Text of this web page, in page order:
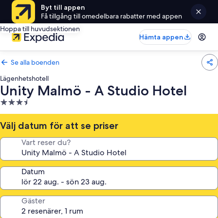
Byt till appen
Få tillgång till omedelbara rabatter med appen
Hoppa till huvudsektionen
Hämta appen
Se alla boenden
Lägenhetshotell
Unity Malmö - A Studio Hotel
3.5-
stjärnigt
boende
Välj datum för att se priser
Vart reser du?
Datum
Gäster